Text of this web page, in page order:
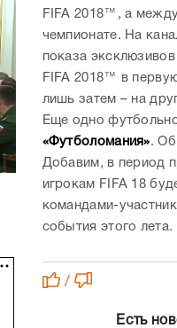
FIFA 2018™, а
чемпионате. На
показа
FIFA 2018™ в
лишь затем – на
Еще одно
«Футболомания». Об
Добавим, в период
игрокам FIFA 18
командами-
события этого лета.
/
Есть